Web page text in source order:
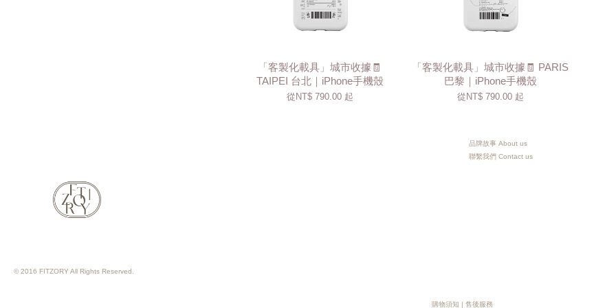
「客製化載具」城市收據🧾
TAIPEI 台北｜iPhone手機殼
從NT$ 790.00 起
「客製化載具」城市收據🧾 PARIS
巴黎｜iPhone手機殼
從NT$ 790.00 起
© 2016 FITZORY All Rights Reserved.
品牌故事 About us
聯繫我們 Contact us
購物須知 | 售後服務